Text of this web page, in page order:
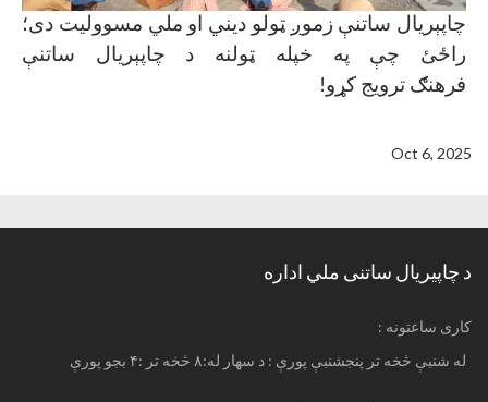
چاپېریال ساتنې زموږ ټولو دیني او ملي مسوولیت دی؛
راځئ چې په خپله ټولنه د چاپېریال ساتنې
فرهنګ ترویج کړو!
Oct 6, 2025
د چاپیریال ساتنی ملي اداره
: کاری ساعتونه
له شنبې څخه تر پنجشنبې پورې : د سهار له:۸ څخه تر :۴ بجو پورې